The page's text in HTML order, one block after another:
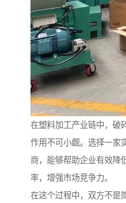
在塑料加工产业链中，破
作用不可小觑。选择一家
商，能够帮助企业有效降
率，增强市场竞争力。
在这个过程中，双方不是